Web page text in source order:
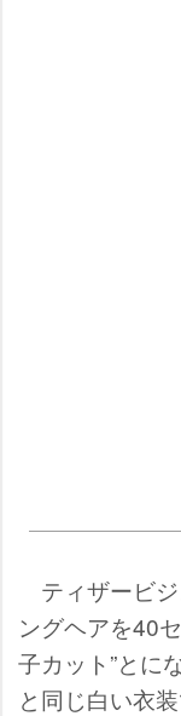
ティザービ
ングヘアを40
子カット”とに
と同じ白い衣